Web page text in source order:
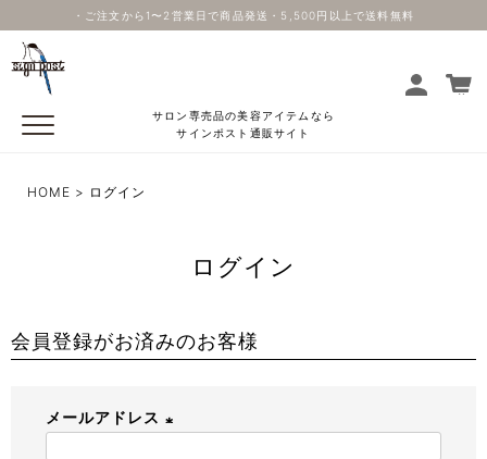
・ご注文から1〜2営業日で商品発送・5,500円以上で送料無料
サロン専売品の美容アイテムなら
サインポスト通販サイト
HOME ログイン
ログイン
会員登録がお済みのお客様
メールアドレス